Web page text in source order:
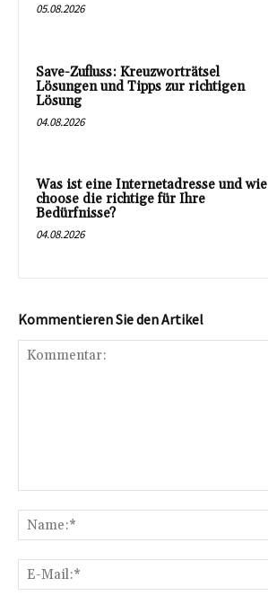
05.08.2026
Save-Zufluss: Kreuzworträtsel
Lösungen und Tipps zur richtigen
Lösung
04.08.2026
Was ist eine Internetadresse und wie
choose die richtige für Ihre
Bedürfnisse?
04.08.2026
Kommentieren Sie den Artikel